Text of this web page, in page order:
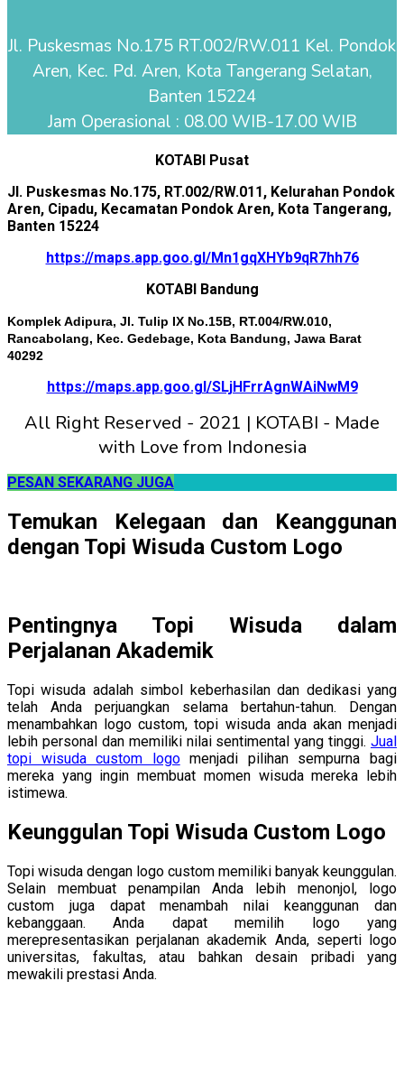
Jl. Puskesmas No.175 RT.002/RW.011 Kel. Pondok
Aren, Kec. Pd. Aren, Kota Tangerang Selatan,
Banten 15224
Jam Operasional : 08.00 WIB-17.00 WIB
KOTABI Pusat
Jl. Puskesmas No.175, RT.002/RW.011, Kelurahan Pondok
Aren, Cipadu, Kecamatan Pondok Aren, Kota Tangerang,
Banten 15224
https://maps.app.goo.gl/Mn1gqXHYb9qR7hh76
KOTABI Bandung
Komplek Adipura, Jl. Tulip IX No.15B, RT.004/RW.010,
Rancabolang, Kec. Gedebage, Kota Bandung, Jawa Barat
40292
https://maps.app.goo.gl/SLjHFrrAgnWAiNwM9
All Right Reserved - 2021 | KOTABI - Made
with Love from Indonesia
PESAN SEKARANG JUGA
Temukan Kelegaan dan Keanggunan
dengan Topi Wisuda Custom Logo
Pentingnya Topi Wisuda dalam
Perjalanan Akademik
Topi wisuda adalah simbol keberhasilan dan dedikasi yang
telah Anda perjuangkan selama bertahun-tahun. Dengan
menambahkan logo custom, topi wisuda anda akan menjadi
lebih personal dan memiliki nilai sentimental yang tinggi. Jual
topi wisuda custom logomenjadi pilihan sempurna bagi
mereka yang ingin membuat momen wisuda mereka lebih
istimewa.
Keunggulan Topi Wisuda Custom Logo
Topi wisuda dengan logo custom memiliki banyak keunggulan.
Selain membuat penampilan Anda lebih menonjol, logo
custom juga dapat menambah nilai keanggunan dan
kebanggaan. Anda dapat memilih logo yang
merepresentasikan perjalanan akademik Anda, seperti logo
universitas, fakultas, atau bahkan desain pribadi yang
mewakili prestasi Anda.